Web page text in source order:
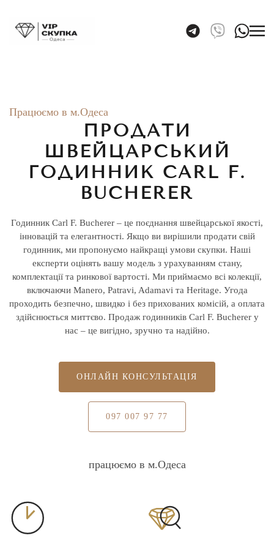
Skip to main content
Працюємо в м.Одеса
ПРОДАТИ
ШВЕЙЦАРСЬКИЙ
ГОДИННИК CARL F.
BUCHERER
Годинник Carl F. Bucherer – це поєднання швейцарської якості,
інновацій та елегантності. Якщо ви вирішили продати свій
годинник, ми пропонуємо найкращі умови скупки. Наші
експерти оцінять вашу модель з урахуванням стану,
комплектації та ринкової вартості. Ми приймаємо всі колекції,
включаючи Manero, Patravi, Adamavi та Heritage. Угода
проходить безпечно, швидко і без прихованих комісій, а оплата
здійснюється миттєво. Продаж годинників Carl F. Bucherer у
нас – це вигідно, зручно та надійно.
ОНЛАЙН КОНСУЛЬТАЦІЯ
097 007 97 77
працюємо в м.Одеса